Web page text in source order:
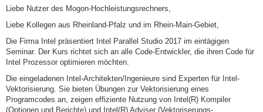
Liebe Nutzer des Mogon-Hochleistungsrechners,
Liebe Kollegen aus Rheinland-Pfalz und im Rhein-Main-Gebiet,
Die Firma Intel präsentiert Intel Parallel Studio 2017 im eintägigen
Seminar. Der Kurs richtet sich an alle Code-Entwickler, die ihren Code für
Intel Prozessor optimieren möchten.
Die eingeladenen Intel-Architekten/Ingenieure sind Experten für Intel-
Vektorisierung. Sie bieten Übungen zur Vektorisierung eines
Programcodes an, zeigen effiziente Nutzung von Intel(R) Kompiler
(Optionen und Berichte) und Intel(R) Adviser (Vektoriserungs-